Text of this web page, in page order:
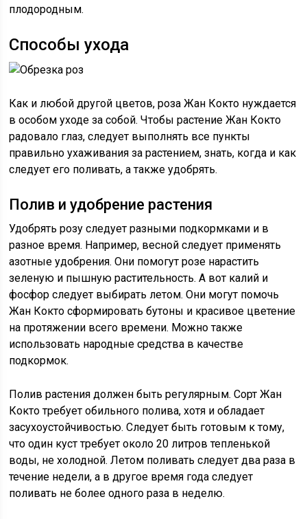
плодородным.
Способы ухода
Как и любой другой цветов, роза Жан Кокто нуждается
в особом уходе за собой. Чтобы растение Жан Кокто
радовало глаз, следует выполнять все пункты
правильно ухаживания за растением, знать, когда и как
следует его поливать, а также удобрять.
Полив и удобрение растения
Удобрять розу следует разными подкормками и в
разное время. Например, весной следует применять
азотные удобрения. Они помогут розе нарастить
зеленую и пышную растительность. А вот калий и
фосфор следует выбирать летом. Они могут помочь
Жан Кокто сформировать бутоны и красивое цветение
на протяжении всего времени. Можно также
использовать народные средства в качестве
подкормок.
Полив растения должен быть регулярным. Сорт Жан
Кокто требует обильного полива, хотя и обладает
засухоустойчивостью. Следует быть готовым к тому,
что один куст требует около 20 литров тепленькой
воды, не холодной. Летом поливать следует два раза в
течение недели, а в другое время года следует
поливать не более одного раза в неделю.